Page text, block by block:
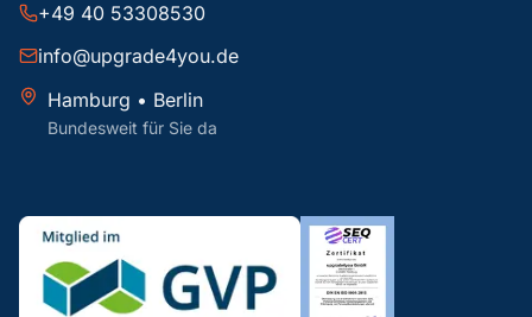
+49 40 53308530
info@upgrade4you.de
Hamburg • Berlin
Bundesweit für Sie da